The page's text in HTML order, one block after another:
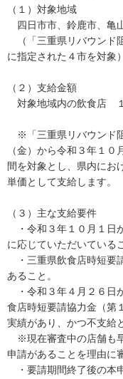
（１）対象地域
四日市市、鈴鹿市、亀
（「三重県リバウンド
に指定された４市を対象）
（２）支給金額
対象地域内の飲食店
※「三重県リバウンド
（金）から令和３年１
間を対象とし、県内にお
単価として支給します。
（３）主な支給要件
・令和３年１０月１日
に応じていただいている
・三重県飲食店時短要
あること。
・令和３年４月２６日
食店時短要請協力金（第
実績があり、かつ不支給
※現在審査中の店舗も
申請があることを理由に
・要請期間終了後の本